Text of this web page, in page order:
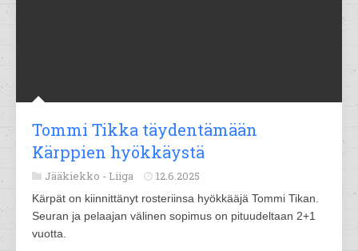
Tommi Tikka täydentämään
Kärppien hyökkäystä
Jääkiekko - Liiga 12.6.2025
Kärpät on kiinnittänyt rosteriinsa hyökkääjä Tommi Tikan.
Seuran ja pelaajan välinen sopimus on pituudeltaan 2+1
vuotta.